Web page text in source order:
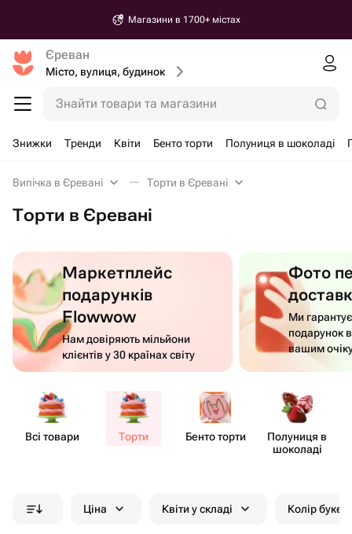
Магазини в 1700+ містах
Єреван
Місто, вулиця, будинок
Знайти товари та магазини
Знижки Тренди Квіти Бенто торти Полуниця в шоколаді
Випічка в Єревані Торти в Єревані
Торти в Єревані
Маркетплейс
подарунків
Flowwow
Нам довіряють мільйони
клієнтів у 30 країнах світу
Фото
Ми
подарунок
вашим
Всі товари Торти Бенто торти
Полуниця в
шоколаді
Ціна Квіти у складі Колір